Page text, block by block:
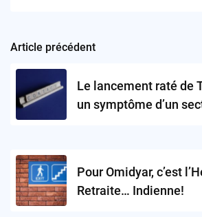
Post
navigation
Article précédent
Le lancement raté de
un symptôme d’un
Pour Omidyar, c’est
Retraite… Indienne!